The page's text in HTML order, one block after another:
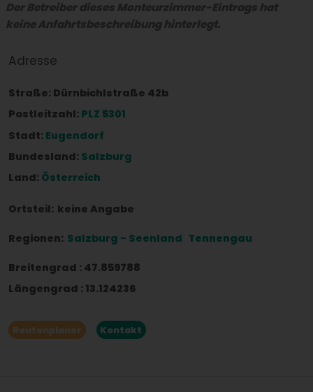
Der Betreiber dieses Monteurzimmer-Eintrags hat
keine Anfahrtsbeschreibung hinterlegt.
Adresse
Straße: Dürnbichlstraße 42b
Postleitzahl: PLZ 5301
Stadt: Eugendorf
Bundesland: Salzburg
Land: Österreich
Ortsteil: keine Angabe
Regionen: Salzburg - Seenland Tennengau
Breitengrad : 47.859788
Längengrad : 13.124236
Routenplaner Kontakt